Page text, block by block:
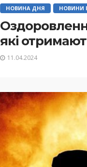
НОВИНА ДНЯ НОВИНИ
які
11.04.2024